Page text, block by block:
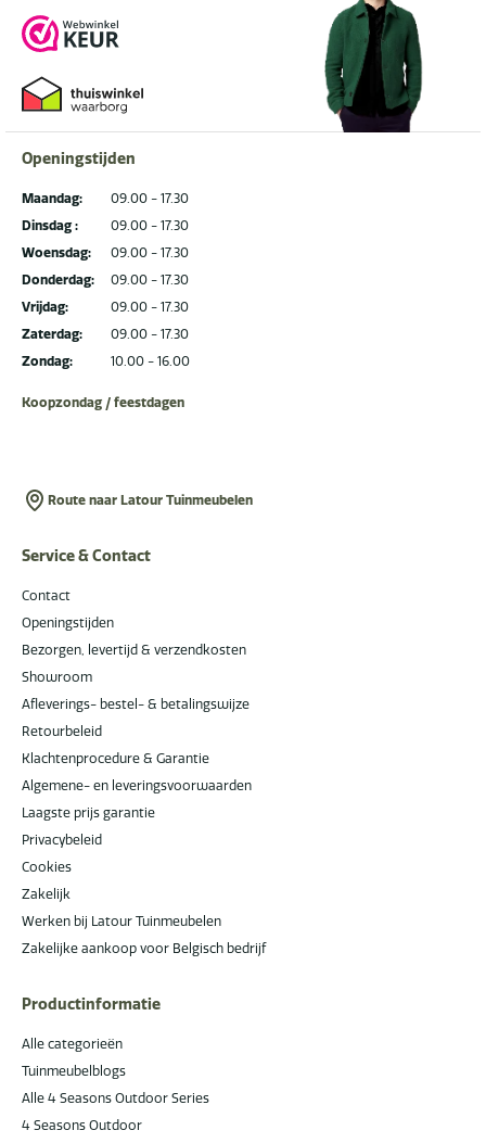
Openingstijden
Maandag:
Dinsdag :
Woensdag:
Donderdag:
Vrijdag:
Zaterdag:
Zondag:
09.00 - 17.30
09.00 - 17.30
09.00 - 17.30
09.00 - 17.30
09.00 - 17.30
09.00 - 17.30
10.00 - 16.00
Koopzondag / feestdagen
Route naar Latour Tuinmeubelen
Service & Contact
Contact
Openingstijden
Bezorgen, levertijd & verzendkosten
Showroom
Afleverings- bestel- & betalingswijze
Retourbeleid
Klachtenprocedure & Garantie
Algemene- en leveringsvoorwaarden
Laagste prijs garantie
Privacybeleid
Cookies
Zakelijk
Werken bij Latour Tuinmeubelen
Zakelijke aankoop voor Belgisch bedrijf
Productinformatie
Alle categorieën
Tuinmeubelblogs
Alle 4 Seasons Outdoor Series
4 Seasons Outdoor